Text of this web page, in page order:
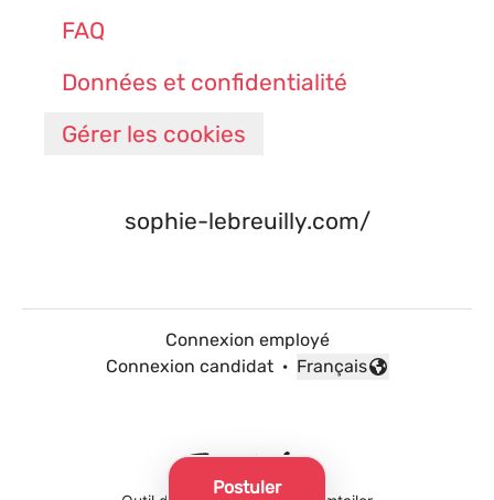
Postuler
FAQ
Données et confidentialité
Gérer les cookies
sophie-lebreuilly.com/
Connexion employé
Connexion candidat ·
Changer la langue
Français